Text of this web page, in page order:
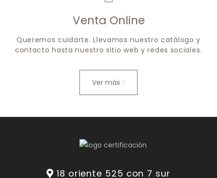
Venta Online
Queremos cuidarte. Llevamos nuestro catálogo y
contacto hasta nuestro sitio web y redes sociales.
Ver más
18 oriente 525 con 7 sur